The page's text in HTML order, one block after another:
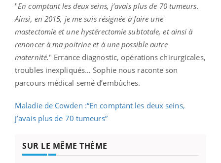
"En comptant les deux seins, j’avais plus de 70 tumeurs.
Ainsi, en 2015, je me suis résignée à faire une
mastectomie et une hystérectomie subtotale, et ainsi à
renoncer à ma poitrine et à une possible autre
maternité." Errance diagnostic, opérations chirurgicales,
troubles inexpliqués… Sophie nous raconte son
parcours médical semé d’embûches.
Maladie de Cowden :“En comptant les deux seins,
j’avais plus de 70 tumeurs”
SUR LE MÊME THÈME